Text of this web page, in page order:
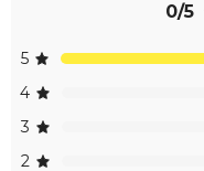
0/5
5
4
3
2